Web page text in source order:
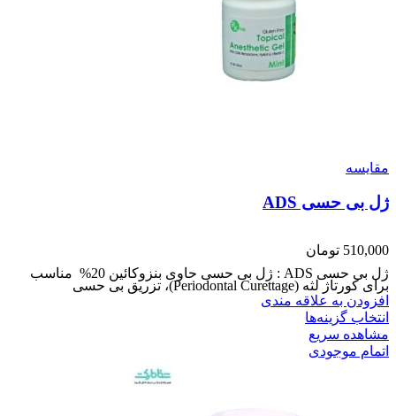
مقایسه
ژل بی حسی ADS
510,000 تومان
ژل بی حسی ADS : ژل بی حسی حاوی بنزوکائین 20% مناسب
برای کورتاژ لثه (Periodontal Curettage)، تزریق بی حسی
افزودن به علاقه مندی
انتخاب گزینه‌ها
مشاهده سریع
اتمام موجودی